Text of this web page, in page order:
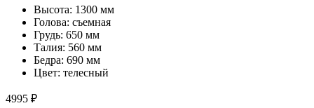
Высота: 1300 мм
Голова: съемная
Грудь: 650 мм
Талия: 560 мм
Бедра: 690 мм
Цвет: телесный
4995 ₽